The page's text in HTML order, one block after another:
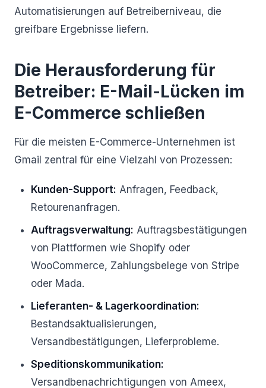
Automatisierungen auf Betreiberniveau, die
greifbare Ergebnisse liefern.
Die Herausforderung für
Betreiber: E-Mail-Lücken im
E-Commerce schließen
Für die meisten E-Commerce-Unternehmen ist
Gmail zentral für eine Vielzahl von Prozessen:
Kunden-Support: Anfragen, Feedback,
Retourenanfragen.
Auftragsverwaltung: Auftragsbestätigungen
von Plattformen wie Shopify oder
WooCommerce, Zahlungsbelege von Stripe
oder Mada.
Lieferanten- & Lagerkoordination:
Bestandsaktualisierungen,
Versandbestätigungen, Lieferprobleme.
Speditionskommunikation:
Versandbenachrichtigungen von Ameex,